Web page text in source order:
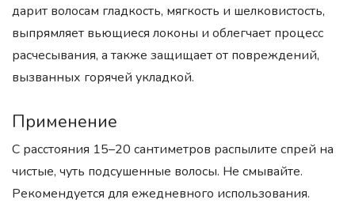
дарит волосам гладкость, мягкость и шелковистость,
выпрямляет вьющиеся локоны и облегчает процесс
расчесывания, а также защищает от повреждений,
вызванных горячей укладкой.
Применение
С расстояния 15–20 сантиметров распылите спрей на
чистые, чуть подсушенные волосы. Не смывайте.
Рекомендуется для ежедневного использования.